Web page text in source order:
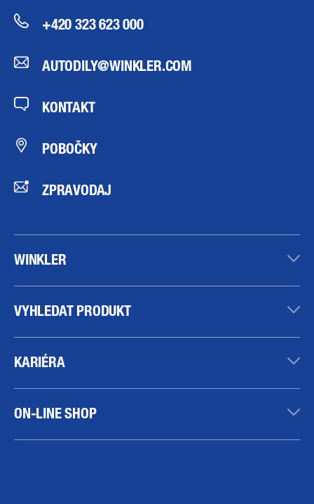
+420 323 623 000
AUTODILY@WINKLER.COM
KONTAKT
POBOČKY
ZPRAVODAJ
WINKLER
VYHLEDAT PRODUKT
KARIÉRA
ON-LINE SHOP